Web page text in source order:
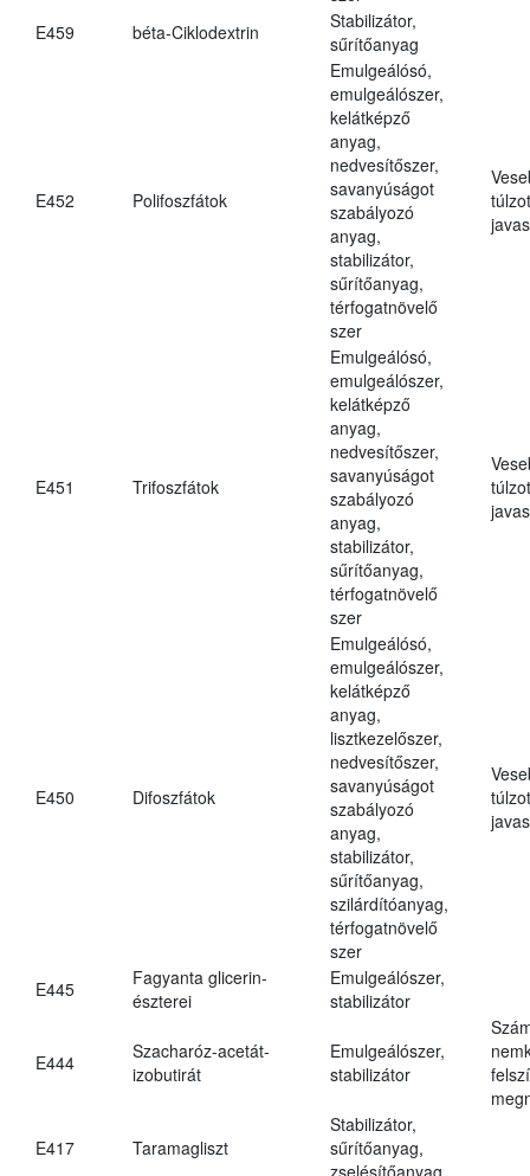
E459
béta-Ciklodextrin
Stabilizátor,
sűrítőanyag
E452 Polifoszfátok
Emulgeálósó,
emulgeálószer,
kelátképző
anyag,
nedvesítőszer,
savanyúságot
szabályozó
anyag,
stabilizátor,
sűrítőanyag,
térfogatnövelő
szer
E451 Trifoszfátok
Emulgeálósó,
emulgeálószer,
kelátképző
anyag,
nedvesítőszer,
savanyúságot
szabályozó
anyag,
stabilizátor,
sűrítőanyag,
térfogatnövelő
szer
E450 Difoszfátok
Emulgeálósó,
emulgeálószer,
kelátképző
anyag,
lisztkezelőszer,
nedvesítőszer,
savanyúságot
szabályozó
anyag,
stabilizátor,
sűrítőanyag,
szilárdítóanyag,
térfogatnövelő
szer
E445
Fagyanta glicerin-
észterei
Emulgeálószer,
stabilizátor
E444
Szacharóz-acetát-
izobutirát
Emulgeálószer,
stabilizátor
E417 Taramagliszt
Stabilizátor,
sűrítőanyag,
zselésítőanyag